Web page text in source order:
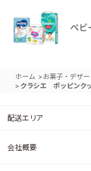
ホーム >お菓子・デザー
> クラシエ ポッピンク
配送エリア
会社概要